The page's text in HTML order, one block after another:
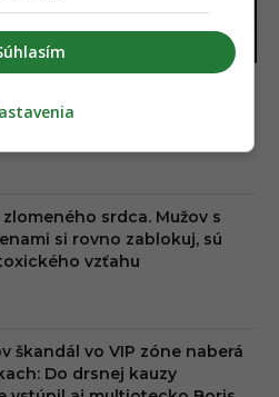
nové správy, ktoré sa
zlomeného srdca. Mužov s
si rovno zablokuj, sú
vzťahu
škandál vo VIP zóne naberá
Do drsnej kauzy